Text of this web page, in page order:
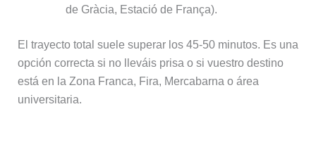
de Gràcia, Estació de França).
El trayecto total suele superar los 45‑50 minutos. Es una
opción correcta si no lleváis prisa o si vuestro destino
está en la Zona Franca, Fira, Mercabarna o área
universitaria.